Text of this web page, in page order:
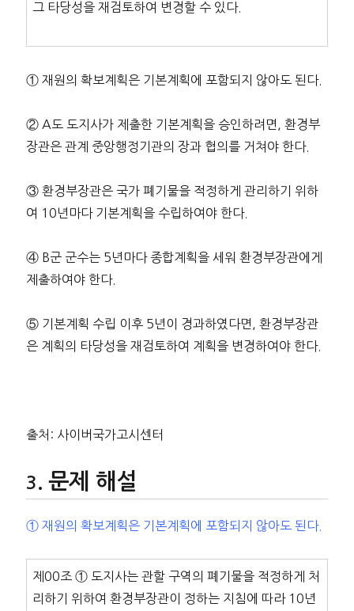
그 타당성을 재검토하여 변경할 수 있다.
① 재원의 확보계획은 기본계획에 포함되지 않아도 된다.
② A도 도지사가 제출한 기본계획을 승인하려면, 환경부
장관은 관계 중앙행정기관의 장과 협의를 거쳐야 한다.
③ 환경부장관은 국가 폐기물을 적정하게 관리하기 위하
여 10년마다 기본계획을 수립하여야 한다.
④ B군 군수는 5년마다 종합계획을 세워 환경부장관에게
제출하여야 한다.
⑤ 기본계획 수립 이후 5년이 경과하였다면, 환경부장관
은 계획의 타당성을 재검토하여 계획을 변경하여야 한다.
출처: 사이버국가고시센터
문제 해설
① 재원의 확보계획은 기본계획에 포함되지 않아도 된다.
제00조 ① 도지사는 관할 구역의 폐기물을 적정하게 처
리하기 위하여 환경부장관이 정하는 지침에 따라 10년